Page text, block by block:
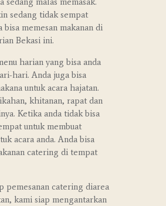
sedang tidak sempat
bisa memesan makanan di
Bekasi ini.
harian yang bisa anda
hari. Anda juga bisa
untuk acara hajatan.
khitanan, rapat dan
Ketika anda tidak bisa
untuk membuat
acara anda. Anda bisa
catering di tempat
pemesanan catering diarea
kami siap mengantarkan